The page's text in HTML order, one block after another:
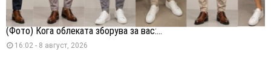
(Фото) Кога облеката зборува за вас:...
16:02 - 8 август, 2026